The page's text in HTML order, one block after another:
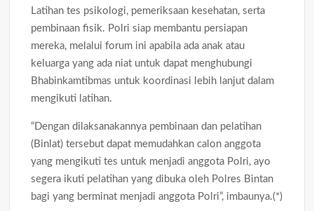
Latihan tes psikologi, pemeriksaan kesehatan, serta
pembinaan fisik. Polri siap membantu persiapan
mereka, melalui forum ini apabila ada anak atau
keluarga yang ada niat untuk dapat menghubungi
Bhabinkamtibmas untuk koordinasi lebih lanjut dalam
mengikuti latihan.
“Dengan dilaksanakannya pembinaan dan pelatihan
(Binlat) tersebut dapat memudahkan calon anggota
yang mengikuti tes untuk menjadi anggota Polri, ayo
segera ikuti pelatihan yang dibuka oleh Polres Bintan
bagi yang berminat menjadi anggota Polri”, imbaunya.(*)